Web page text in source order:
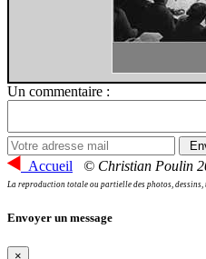
Un commentaire :
Accueil © Christian Poulin
La reproduction totale ou partielle des photos, dessins,
Envoyer un message
×